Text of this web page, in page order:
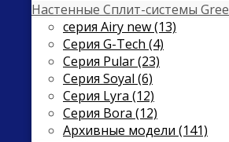
Настенные Сплит-системы Gree
серия Airy new (13)
Серия G-Tech (4)
Серия Pular (23)
Cерия Soyal (6)
Серия Lyra (12)
Серия Bora (12)
Архивные модели (141)